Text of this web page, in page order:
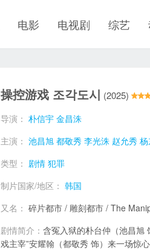
电影 电视剧 综艺
操控游戏 조각도시 (2025)
导演： 朴信宇 金昌洙
主演： 池昌旭 都敬秀 李光洙 赵允秀
类型： 剧情 犯罪
制片国家/地区： 韩国
又名： 碎片都市 / 雕刻都市 / The
剧情简介： 含冤入狱的朴台仲（池昌旭
戏主宰”安耀翰（都敬秀 饰）来一场惊